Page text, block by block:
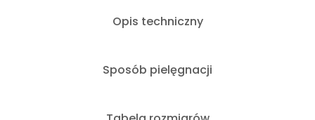
Opis techniczny
Sposób pielęgnacji